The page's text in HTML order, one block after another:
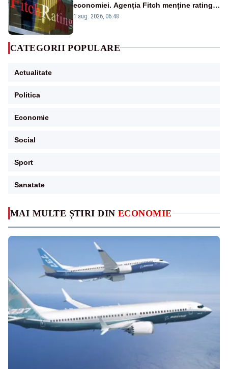
MAI MULTE ȘTIRI DIN ECONOMIE
economiei. Agenția Fitch menține ratingul
„BBB-” cu perspectivă negativă
1 aug. 2026, 06:48
CATEGORII POPULARE
Actualitate
Politica
Economie
Social
Sport
Sanatate